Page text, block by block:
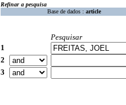
Refinar a pesquisa
Base de dados : article
Pesquisar
1
2
3